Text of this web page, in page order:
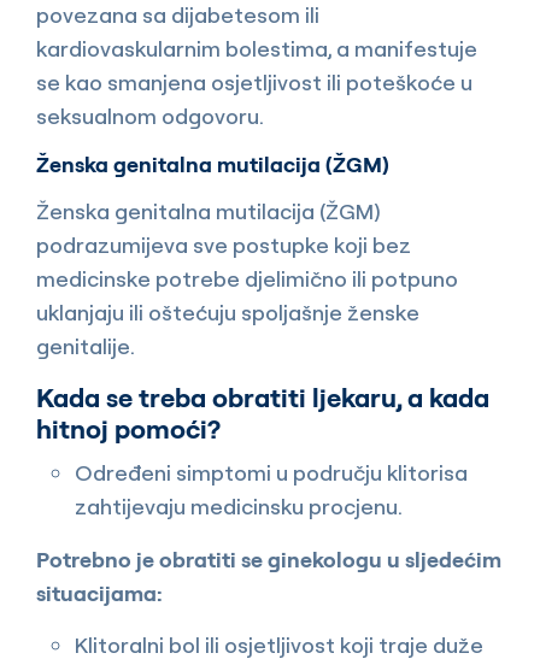
povezana sa dijabetesom ili
kardiovaskularnim bolestima, a manifestuje
se kao smanjena osjetljivost ili poteškoće u
seksualnom odgovoru.
Ženska genitalna mutilacija (ŽGM)
Ženska genitalna mutilacija (ŽGM)
podrazumijeva sve postupke koji bez
medicinske potrebe djelimično ili potpuno
uklanjaju ili oštećuju spoljašnje ženske
genitalije.
Kada se treba obratiti ljekaru, a kada
hitnoj pomoći?
Određeni simptomi u području klitorisa
zahtijevaju medicinsku procjenu.
Potrebno je obratiti se ginekologu u sljedećim
situacijama:
Klitoralni bol ili osjetljivost koji traje duže